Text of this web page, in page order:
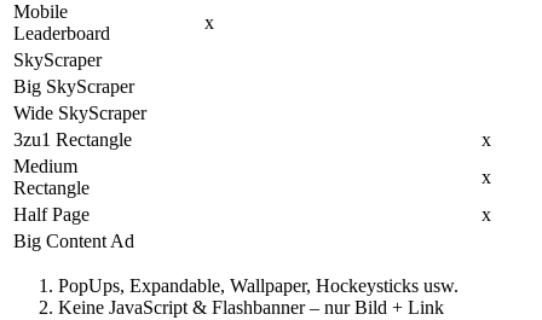
Mobile
Leaderboard
x
SkyScraper
Big SkyScraper
Wide SkyScraper
3zu1 Rectangle
x
Medium
Rectangle
x
Half Page
x
Big Content Ad
PopUps, Expandable, Wallpaper, Hockeysticks usw.
Keine JavaScript & Flashbanner – nur Bild + Link